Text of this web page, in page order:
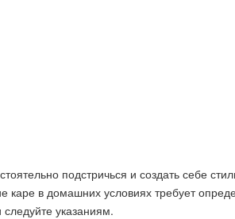
подстричься и создать себе
каре в домашних условиях требует
указаниям.